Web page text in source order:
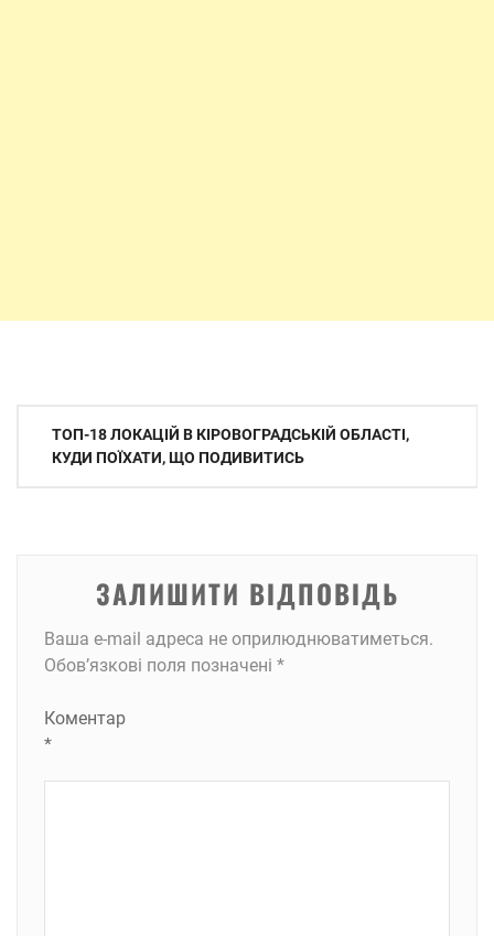
Навігація
записів
ТОП-18 ЛОКАЦІЙ В КІРОВОГРАДСЬКІЙ ОБЛАСТІ,
КУДИ ПОЇХАТИ, ЩО ПОДИВИТИСЬ
ЗАЛИШИТИ ВІДПОВІДЬ
Ваша e-mail адреса не оприлюднюватиметься.
Обов’язкові поля позначені *
Коментар
*